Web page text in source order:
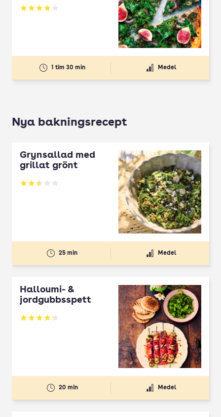
Betyg: 3.89 av 5
1 tim 30 min Medel
Nya bakningsrecept
Grynsallad med
grillat grönt
Betyg: 2.5 av 5
25 min Medel
Halloumi- &
jordgubbsspett
Betyg: 4.3 av 5
20 min Medel